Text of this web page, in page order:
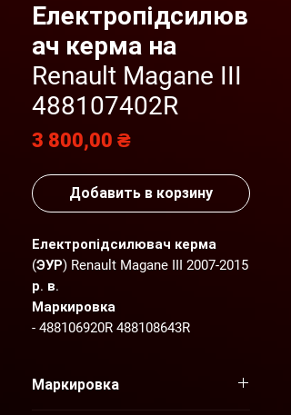
Електропідсилюв
ач керма на
Renault Magane III
488107402R
3 800,00 ₴Цена
Добавить в корзину
Електропідсилювач керма
(ЭУР) Renault Magane III 2007-2015
р. в.
Маркировка
- 488106920R 488108643R
Megane 3 и Renault Laguna 3 2007-
Маркировка